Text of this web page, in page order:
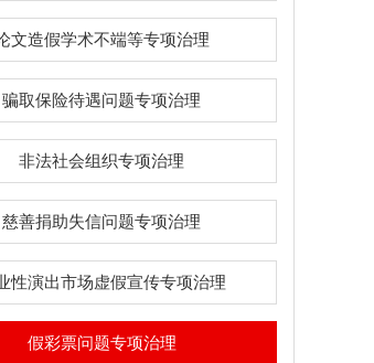
文造假学术不端等专项治理
骗取保险待遇问题专项治理
非法社会组织专项治理
慈善捐助失信问题专项治理
性演出市场虚假宣传专项治理
假彩票问题专项治理